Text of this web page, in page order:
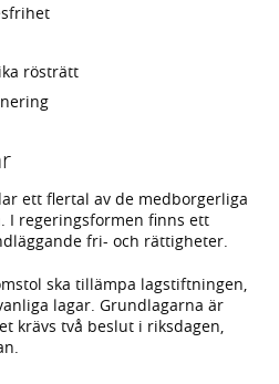
rösträtt
ett flertal av de medborgerliga
I regeringsformen finns ett
fri- och rättigheter.
ska tillämpa lagstiftningen,
lagar. Grundlagarna är
krävs två beslut i riksdagen,